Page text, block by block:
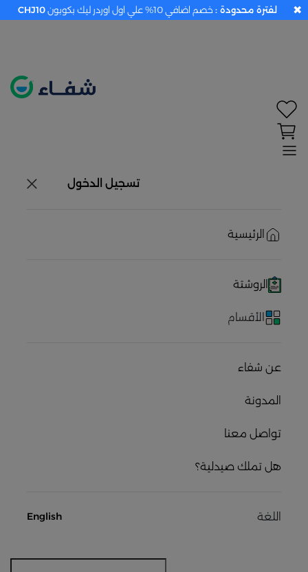
تسجيل الدخول
الرئيسية
الروشتة
الأقسام
عن شفاء
المدونة
تواصل معنا
هل تملك صيدلية؟
اللغة English
لفترة محدودة : خصم اضافي 10% علي اول اوردر ليك بكوبون CHJ10 ✖